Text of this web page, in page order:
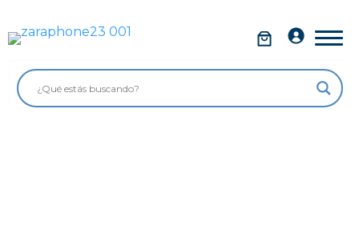
contenidoMóviles
Impolutos